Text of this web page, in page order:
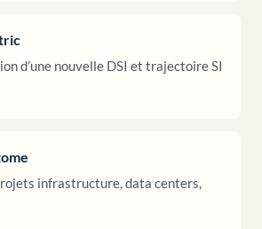
d’une nouvelle DSI et trajectoire SI
infrastructure, data centers,